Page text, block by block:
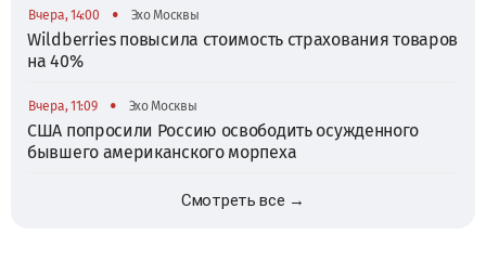
Вчера, 14:00 • Эхо Москвы
Wildberries повысила стоимость страхования товаров
на 40%
Вчера, 11:09 • Эхо Москвы
США попросили Россию освободить осужденного
бывшего американского морпеха
Смотреть все →